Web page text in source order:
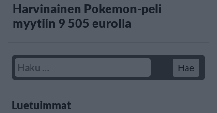
Harvinainen Pokemon-peli
myytiin 9 505 eurolla
Luetuimmat